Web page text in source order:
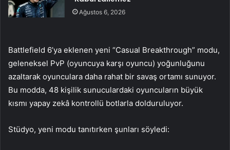
Ağustos 6, 2026
Battlefield 6’ya eklenen yeni “Casual Breakthrough” modu,
geleneksel PvP (oyuncuya karşı oyuncu) yoğunluğunu
azaltarak oyunculara daha rahat bir savaş ortamı sunuyor.
Bu modda, 48 kişilik sunuculardaki oyuncuların büyük
kısmı yapay zekâ kontrollü botlarla dolduruluyor.
Stüdyo, yeni modu tanıtırken şunları söyledi: